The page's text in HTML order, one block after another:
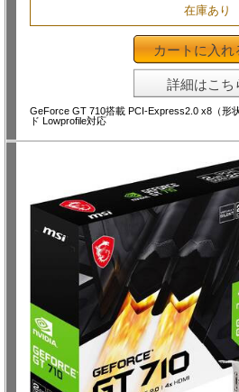
在庫あり
カートに入れ
詳細はこち
GeForce GT 710搭載 PCI-Express2.0 x8（形
ド Lowprofile対応